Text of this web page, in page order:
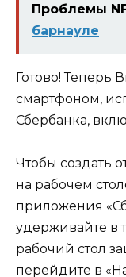
Проблемы
барнауле
Готово! Теперь
смартфоном,
Сбербанка,
Чтобы создать
на рабочем
приложения
удерживайте в
рабочий стол
перейдите в